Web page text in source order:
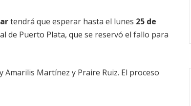
tendrá que esperar hasta el lunes 25 de
de Puerto Plata, que se reservó el fallo para
Martínez y Praire Ruiz. El proceso